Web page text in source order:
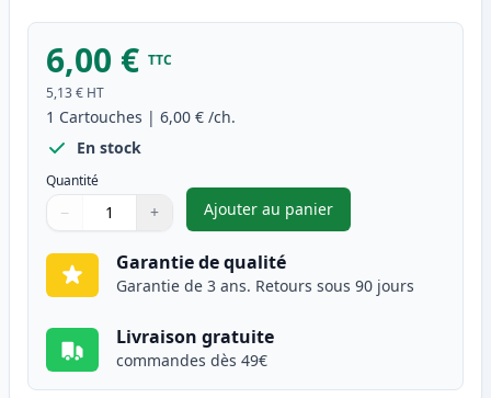
6,00 € TTC
5,13 € HT
1 Cartouches | 6,00 € /ch.
En stock
Quantité
Quantité
Utilisez les boutons pour ajuster
− +
Quantité
Ajouter au panier
,Canon CLI-8Y cartouche
Garantie de qualité
Garantie de 3 ans. Retours sous 90 jours
Livraison gratuite
commandes dès 49€